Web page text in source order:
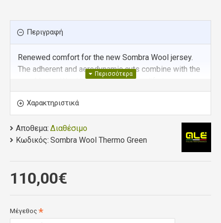
Περιγραφή
Renewed comfort for the new Sombra Wool jersey.
The adherent and aerodynamic cuts combine with the
new Merino Wool blend fabric to give life to an
extraordinary lightweight product having maximum
thermal performance.
Quick dry, moisture absorption and high breathability
for a dry heat feeling. The bold graphics perfectly
embody the technical and contemporary Alé look.
Χαρακτηριστικά
Αποθεμα: Διαθέσιμο
Κωδικός: Sombra Wool Thermo Green
110,00€
Μέγεθος